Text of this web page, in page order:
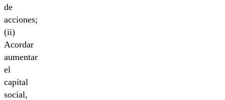
de
acciones;
(ii)
Acordar
aumentar
el
capital
social,